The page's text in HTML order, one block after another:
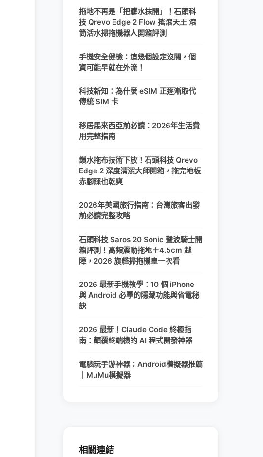
拖地不再是「把髒水抹開」！石頭科
技 Qrevo Edge 2 Flow 搖滾天王 滾
筒活水掃拖機器人開箱評測
手機安全健檢：這幾個設定沒關，個
資可能早就在外流！
科技新知：為什麼 eSIM 正逐漸取代
傳統 SIM 卡
移居馬來西亞前必讀：2026年生活費
用完整指南
鎖水拖布技術下放！石頭科技 Qrevo
Edge 2 深度清潔大師開箱，拖完地板
赤腳踩也乾爽
2026年美國旅行指南：台灣旅客出發
前必讀完整攻略
石頭科技 Saros 20 Sonic 聲波騎士開
箱評測！高頻震動拖地＋4.5cm 越
障，2026 旗艦掃拖機皇一次看
2026 最新手機教學：10 個 iPhone
與 Android 必學的隱藏功能與省電秘
訣
2026 最新！Claude Code 終極指
南：顛覆終端機的 AI 程式開發神器
電腦玩手游神器：Android模擬器推薦
｜MuMu模擬器
相關連結